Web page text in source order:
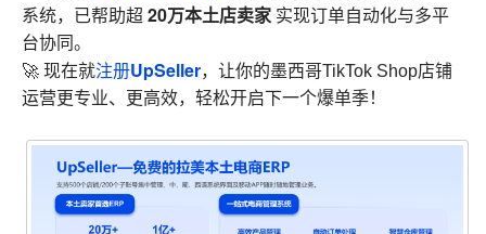
系统，已帮助超 20万本土店卖家 实现订单自动化与多平
台协同。
🚀 现在就注册UpSeller，让你的墨西哥TikTok Shop店铺
运营更专业、更高效，轻松开启下一个爆单季！